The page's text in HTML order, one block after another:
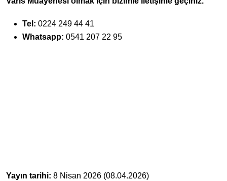
Tel: 0224 249 44 41
Whatsapp: 0541 207 22 95
Yayın tarihi: 8 Nisan 2026 (08.04.2026)